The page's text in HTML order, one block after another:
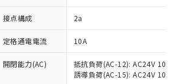
接点構成 2a
定格通電電流 10A
開閉能力(AC)
抵抗負荷(AC-12): AC24V 10A/
誘導負荷(AC-15): AC24V
ービスは、当社制御機器事業取扱
の当社在庫状況および標準価格
)を提供させていただくもので
制御機器事業取扱商品の中には、
：EU RoHS指令（10物質）の
応状況を調査中または確認中の
ライセンス料など無形物で、有
と関係のない商品です。
事情により、非含有部品として
大均質材料含有率が中国RoHSの
であることを示します。
大均質材料含有率が中国RoHSの